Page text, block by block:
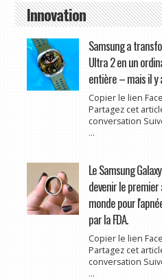
Innovation
Samsung a
Ultra 2 en un
entière – mais il y
Copier le lien
Partagez cet
conversation
...
Le Samsung
devenir le
monde pour
par la FDA.
Copier le lien
Partagez cet
conversation
...